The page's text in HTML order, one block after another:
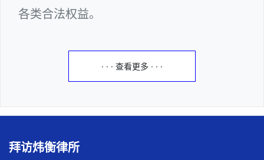
各类合法权益。
· · · 查看更多 · · ·
拜访炜衡律所